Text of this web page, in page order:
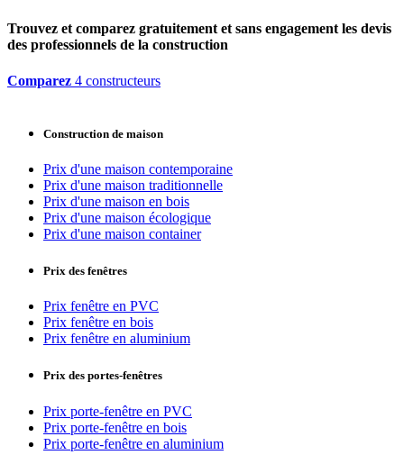
Trouvez et comparez gratuitement et sans engagement les devis
des professionnels de la construction
Comparez 4 constructeurs
Construction de maison
Prix d'une maison contemporaine
Prix d'une maison traditionnelle
Prix d'une maison en bois
Prix d'une maison écologique
Prix d'une maison container
Prix des fenêtres
Prix fenêtre en PVC
Prix fenêtre en bois
Prix fenêtre en aluminium
Prix des portes-fenêtres
Prix porte-fenêtre en PVC
Prix porte-fenêtre en bois
Prix porte-fenêtre en aluminium